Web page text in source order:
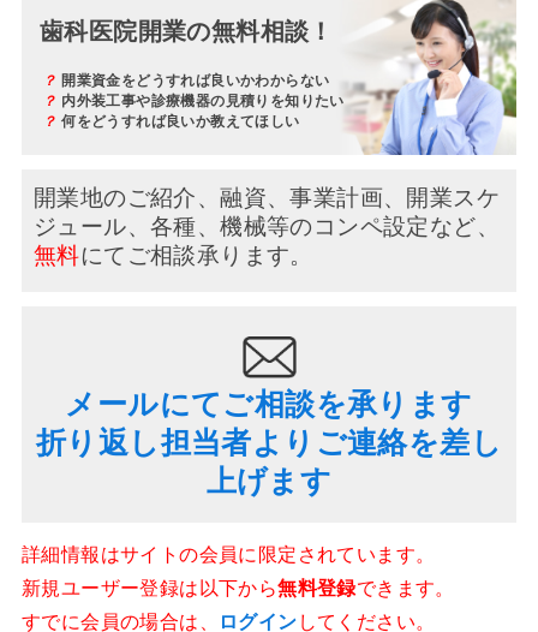
歯科医院開業の無料相談！
？開業資金をどうすれば良いかわからない
？ 内外装工事や診療機器の見積りを知りたい
？何をどうすれば良いか教えてほしい
開業地のご紹介、融資、事業計画、開業スケ
ジュール、 各種、機械等のコンペ設定など、
無料にてご相談承ります。
メールにてご相談を承ります
折り返し担当者よりご連絡を差し
上げます
詳細情報はサイトの会員に限定されています。
新規ユーザー登録は以下から無料登録できます。
すでに会員の場合は、
ログインしてください。